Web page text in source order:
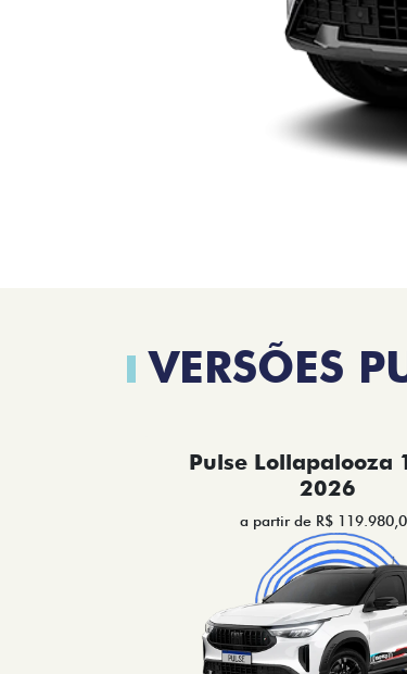
VERSÕES
Pulse Lollapalooza
2026
a partir de R$